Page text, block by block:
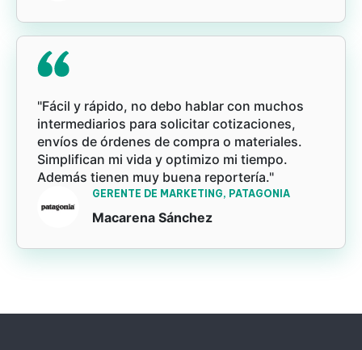
"Fácil y rápido, no debo hablar con muchos
intermediarios para solicitar cotizaciones,
envíos de órdenes de compra o materiales.
Simplifican mi vida y optimizo mi tiempo.
Además tienen muy buena reportería."
GERENTE DE MARKETING, PATAGONIA
Macarena Sánchez